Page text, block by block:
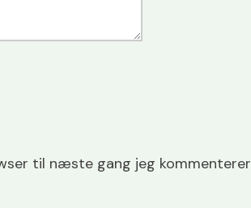
til næste gang jeg